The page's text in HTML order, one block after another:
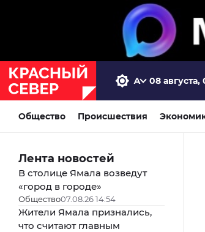
08 августа,
Общество Происшествия
Лента новостей
В столице Ямала возведут
«город в городе»
Общество07.08.26 14:54
Жители Ямала признались,
что считают главным